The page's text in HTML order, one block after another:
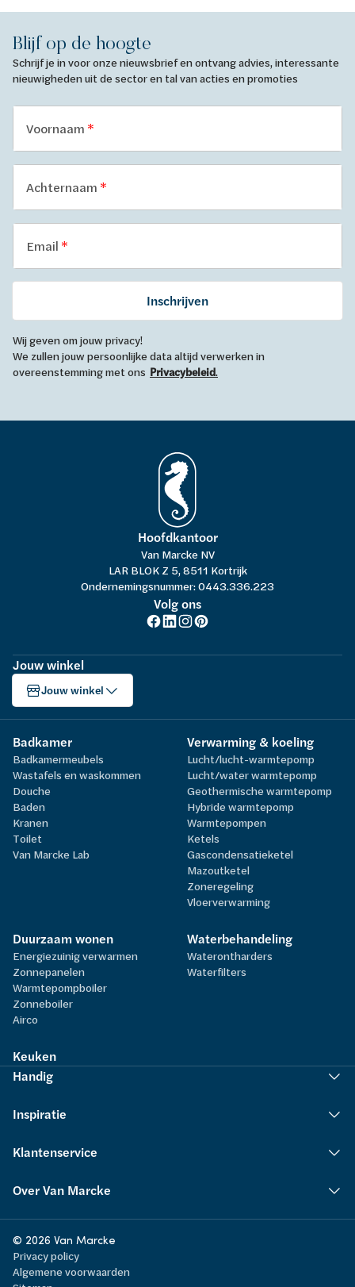
Blijf op de hoogte
Schrijf je in voor onze nieuwsbrief en ontvang advies, interessante
nieuwigheden uit de sector en tal van acties en promoties
Voornaam
Achternaam
Email
Inschrijven
Wij geven om jouw privacy!
We zullen jouw persoonlijke data altijd verwerken in
overeenstemming met ons Privacybeleid.
Hoofdkantoor
Van Marcke NV
LAR BLOK Z 5, 8511 Kortrijk
Ondernemingsnummer: 0443.336.223
Volg ons
Jouw winkel
Jouw winkel
Badkamer
Badkamermeubels
Wastafels en waskommen
Douche
Baden
Kranen
Toilet
Van Marcke Lab
Verwarming & koeling
Lucht/lucht-warmtepomp
Lucht/water warmtepomp
Geothermische warmtepomp
Hybride warmtepomp
Warmtepompen
Ketels
Gascondensatieketel
Mazoutketel
Zoneregeling
Vloerverwarming
Duurzaam wonen
Energiezuinig verwarmen
Zonnepanelen
Warmtepompboiler
Zonneboiler
Airco
Waterbehandeling
Waterontharders
Waterfilters
Keuken
Handig
Inspiratie
Klantenservice
Over Van Marcke
© 2026 Van Marcke
Privacy policy
Algemene voorwaarden